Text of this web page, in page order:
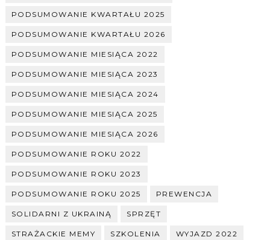
PODSUMOWANIE KWARTAŁU 2025
PODSUMOWANIE KWARTAŁU 2026
PODSUMOWANIE MIESIĄCA 2022
PODSUMOWANIE MIESIĄCA 2023
PODSUMOWANIE MIESIĄCA 2024
PODSUMOWANIE MIESIĄCA 2025
PODSUMOWANIE MIESIĄCA 2026
PODSUMOWANIE ROKU 2022
PODSUMOWANIE ROKU 2023
PODSUMOWANIE ROKU 2025 PREWENCJA
SOLIDARNI Z UKRAINĄ SPRZĘT
STRAŻACKIE MEMY SZKOLENIA WYJAZD 2022